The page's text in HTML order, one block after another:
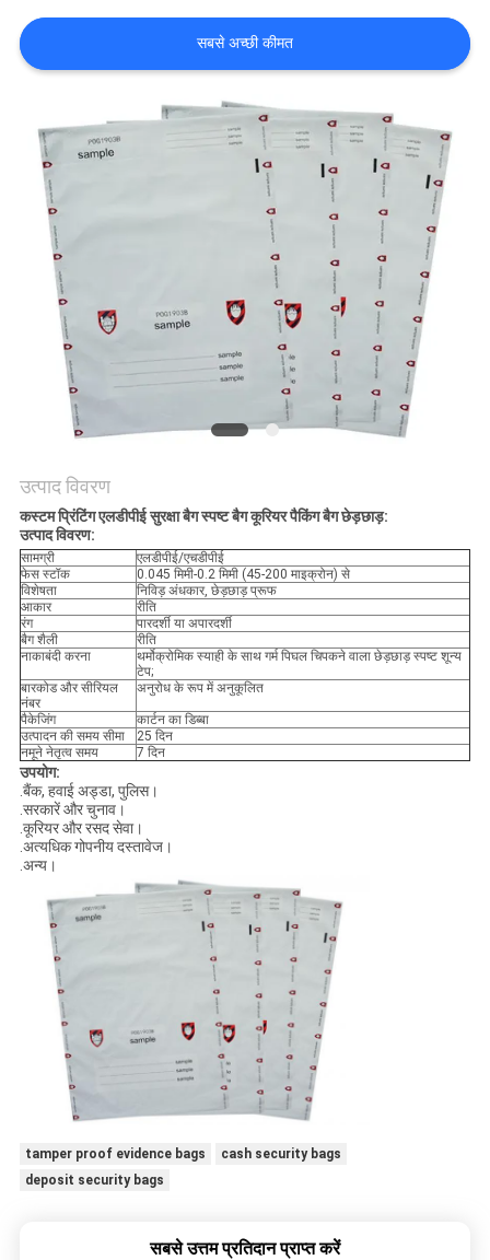
उद्धरण
विनती
साइटमैप
गोपनीयता
सबसे अच्छी कीमत
उत्पाद विवरण
कस्टम प्रिंटिंग एलडीपीई सुरक्षा बैग स्पष्ट बैग कूरियर पैकिंग बैग छेड़छाड़:
उत्पाद विवरण:
सामग्री
एलडीपीई/एचडीपीई
फेस स्टॉक
0.045 मिमी-0.2 मिमी (45-200 माइक्रोन) से
विशेषता
निविड़ अंधकार, छेड़छाड़ प्रूफ
आकार
रीति
रंग
पारदर्शी या अपारदर्शी
बैग शैली
रीति
नाकाबंदी करना
थर्मोक्रोमिक स्याही के साथ गर्म पिघल चिपकने वाला छेड़छाड़ स्पष्ट शून्य
टेप;
बारकोड और सीरियल
नंबर
अनुरोध के रूप में अनुकूलित
पैकेजिंग
कार्टन का डिब्बा
उत्पादन की समय सीमा
25 दिन
नमूने नेतृत्व समय
7 दिन
उपयोग:
.बैंक, हवाई अड्डा, पुलिस।
.सरकारें और चुनाव।
.कूरियर और रसद सेवा।
.अत्यधिक गोपनीय दस्तावेज।
.अन्य।
tamper proof evidence bags
cash security bags
deposit security bags
सबसे उत्तम प्रतिदान प्राप्त करें